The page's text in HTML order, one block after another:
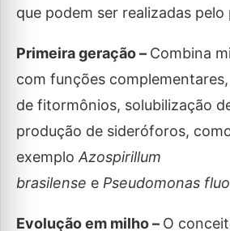
que podem ser realizadas
Primeira geração – Combina
com funções
de fitormônios, solubilização
produção de sideróforos,
exemplo Azospirillum
brasilense e Pseudomonas
Evolução em milho – O